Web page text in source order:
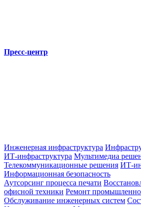
Пресс-центр
Инженерная инфраструктура
ИТ-инфраструктура Мультимедиа
Телекоммуникационные решения ИТ-
Информационная безопасность
Аутсорсинг процесса печати
офисной техники Ремонт
Обслуживание инженерных систем